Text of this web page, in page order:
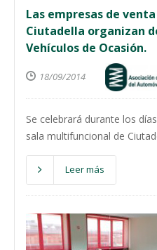
Las empresas de
Ciutadella organizan
Vehículos de Ocasión.
18/09/2014
Se celebrará durante los
sala multifuncional de
Leer más